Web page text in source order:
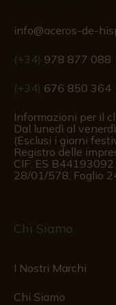
info@aceros-de-
(+34) 978 877 088
(+34) 676 850 364
Informazioni per il
Dal lunedì al
(Esclusi i giorni
Registro delle
CIF: ES
28/01/578, Foglio
Chi Siamo
I Nostri Marchi
Chi Siamo